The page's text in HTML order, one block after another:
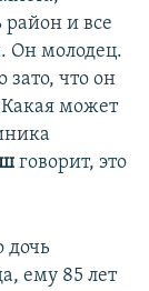
район и все
Он молодец.
зато, что он
может
говорит, это
дочь
ему 85 лет